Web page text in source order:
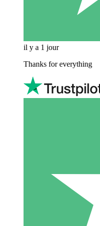
il y a 1 jour
Thanks for everything